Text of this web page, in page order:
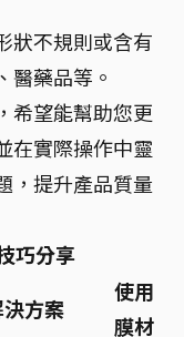
狀不規則或含有
醫藥品等。
希望能幫助您更
在實際操作中靈
，提升產品質量
巧分享
方案
使用
膜材